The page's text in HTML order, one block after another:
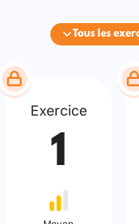
Tous les
Exercice
1